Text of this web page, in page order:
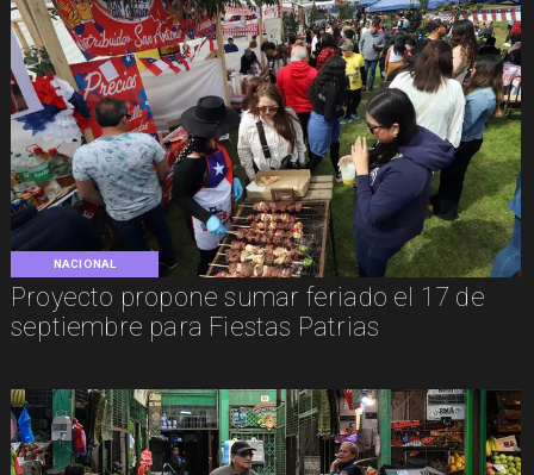
NACIONAL
Proyecto propone sumar feriado el 17 de
septiembre para Fiestas Patrias